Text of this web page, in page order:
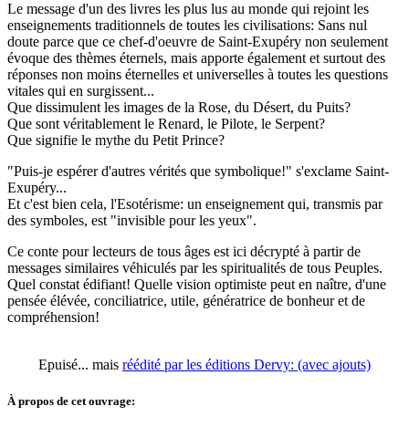
Le message d'un des livres les plus lus au monde qui rejoint les
enseignements traditionnels de toutes les civilisations: Sans nul
doute parce que ce chef-d'oeuvre de Saint-Exupéry non seulement
évoque des thèmes éternels, mais apporte également et surtout des
réponses non moins éternelles et universelles à toutes les questions
vitales qui en surgissent...
Que dissimulent les images de la Rose, du Désert, du Puits?
Que sont véritablement le Renard, le Pilote, le Serpent?
Que signifie le mythe du Petit Prince?
"Puis-je espérer d'autres vérités que symbolique!" s'exclame Saint-
Exupéry...
Et c'est bien cela, l'Esotérisme: un enseignement qui, transmis par
des symboles, est "invisible pour les yeux".
Ce conte pour lecteurs de tous âges est ici décrypté à partir de
messages similaires véhiculés par les spiritualités de tous Peuples.
Quel constat édifiant! Quelle vision optimiste peut en naître, d'une
pensée élévée, conciliatrice, utile, génératrice de bonheur et de
compréhension!
Epuisé... mais réédité par les éditions Dervy: (avec ajouts)
À propos de cet ouvrage: